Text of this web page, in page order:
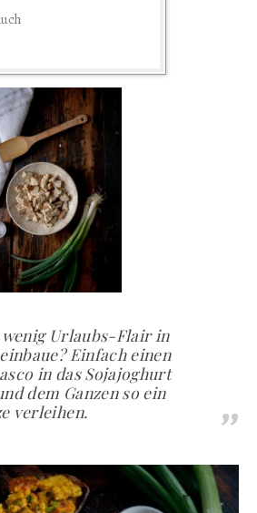
wenig Urlaubs-Flair in
Einfach einen
in das Sojajoghurt
dem Ganzen so ein
verleihen.